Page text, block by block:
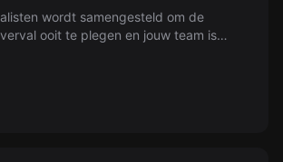
wordt samengesteld om de
ooit te plegen en jouw team is
beveiliging jullie in de